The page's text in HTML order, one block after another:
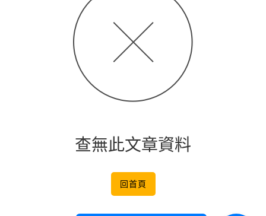
查無此文章資料
回首頁